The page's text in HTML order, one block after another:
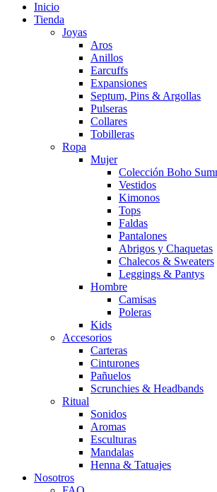
Inicio
Tienda
Joyas
Aros
Anillos
Earcuffs
Expansiones
Septum, Pins & Argollas
Pulseras
Collares
Tobilleras
Ropa
Mujer
Colección Boho
Vestidos
Kimonos
Tops
Faldas
Pantalones
Abrigos y Chaquetas
Chalecos & Sweaters
Leggings & Pantys
Hombre
Camisas
Poleras
Kids
Accesorios
Carteras
Cinturones
Pañuelos
Scrunchies & Headbands
Ritual
Sonidos
Aromas
Esculturas
Mandalas
Henna & Tatuajes
Nosotros